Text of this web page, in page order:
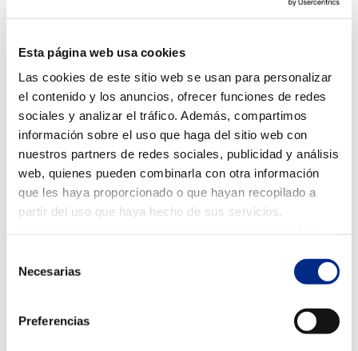
Esta página web usa cookies
Las cookies de este sitio web se usan para personalizar
el contenido y los anuncios, ofrecer funciones de redes
sociales y analizar el tráfico. Además, compartimos
información sobre el uso que haga del sitio web con
nuestros partners de redes sociales, publicidad y análisis
web, quienes pueden combinarla con otra información
que les haya proporcionado o que hayan recopilado a
partir del uso que haya hecho de sus servicios.
Necesarias
Preferencias
conductos, para la zona alta del local, mediante la
toberas y rejillas integradas en la chapa, dando un
además queda suplementado con el recuperador de
aire de la marcaGiser, para dar una calidad de aire
óptima para el perfecto confort y cumpliendo con la
normativa.